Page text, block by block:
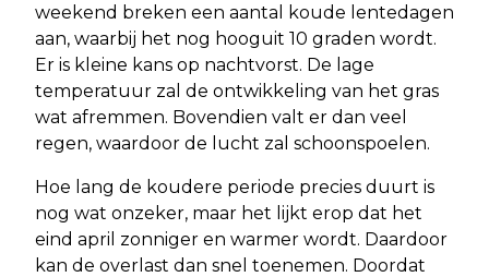
weekend breken een aantal koude lentedagen
aan, waarbij het nog hooguit 10 graden wordt.
Er is kleine kans op nachtvorst. De lage
temperatuur zal de ontwikkeling van het gras
wat afremmen. Bovendien valt er dan veel
regen, waardoor de lucht zal schoonspoelen.
Hoe lang de koudere periode precies duurt is
nog wat onzeker, maar het lijkt erop dat het
eind april zonniger en warmer wordt. Daardoor
kan de overlast dan snel toenemen. Doordat